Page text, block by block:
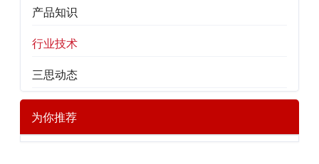
产品知识
行业技术
三思动态
为你推荐